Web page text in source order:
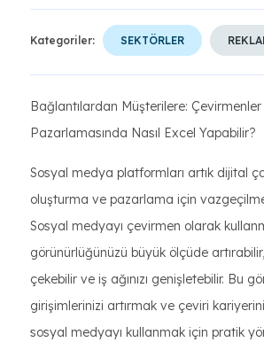
Kategoriler: SEKTÖRLER
Bağlantılardan Müşterilere:
Pazarlamasında Nasıl Excel Yapabilir?
Sosyal medya platformları artık dijital
oluşturma ve pazarlama için
Sosyal medyayı çevirmen olarak
görünürlüğünüzü büyük ölçüde
çekebilir ve iş ağınızı genişletebilir. Bu
girişimlerinizi artırmak ve çeviri
sosyal medyayı kullanmak için pratik